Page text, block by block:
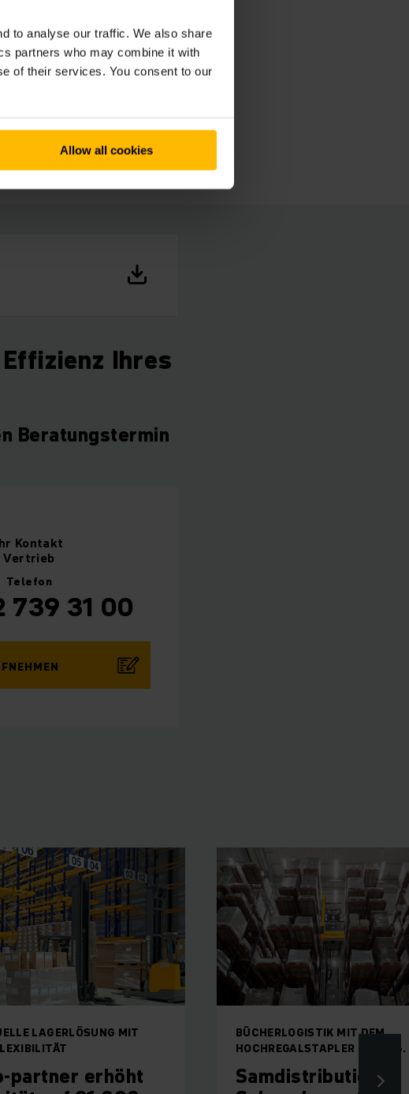
to analyse our traffic. We also share
partners who may combine it with
of their services. You consent to our
Allow all cookies
ihrer
unsere
von
Ihres
Beratungstermin
Kontakt
Vertrieb
Telefon
739 31 00
MIT
erhöht
BÜCHERLOGISTIK MIT DEM
HOCHREGALSTAPLER EKX 516.
Samdistribution in